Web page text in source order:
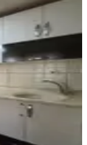
Kc
Kiralık 1+1
04.08.2026